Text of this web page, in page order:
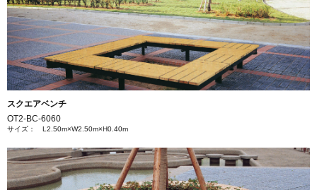
スクエアベンチ
OT2-BC-6060
サイズ： L2.50m×W2.50m×H0.40m